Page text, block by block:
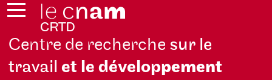
Centre de recherche sur le
travailet le développement